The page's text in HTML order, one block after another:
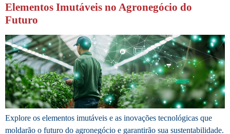
Elementos Imutáveis no Agronegócio do
Futuro
Explore os elementos imutáveis e as inovações tecnológicas que
moldarão o futuro do agronegócio e garantirão sua sustentabilidade.